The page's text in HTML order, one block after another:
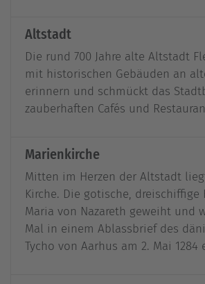
Altstadt
Die rund 700 Jahre alte Altstadt
mit historischen Gebäuden an
erinnern und schmückt das
zauberhaften Cafés und
Marienkirche
Mitten im Herzen der Altstadt
Kirche. Die gotische,
Maria von Nazareth geweiht und
Mal in einem Ablassbrief des
Tycho von Aarhus am 2. Mai 1284